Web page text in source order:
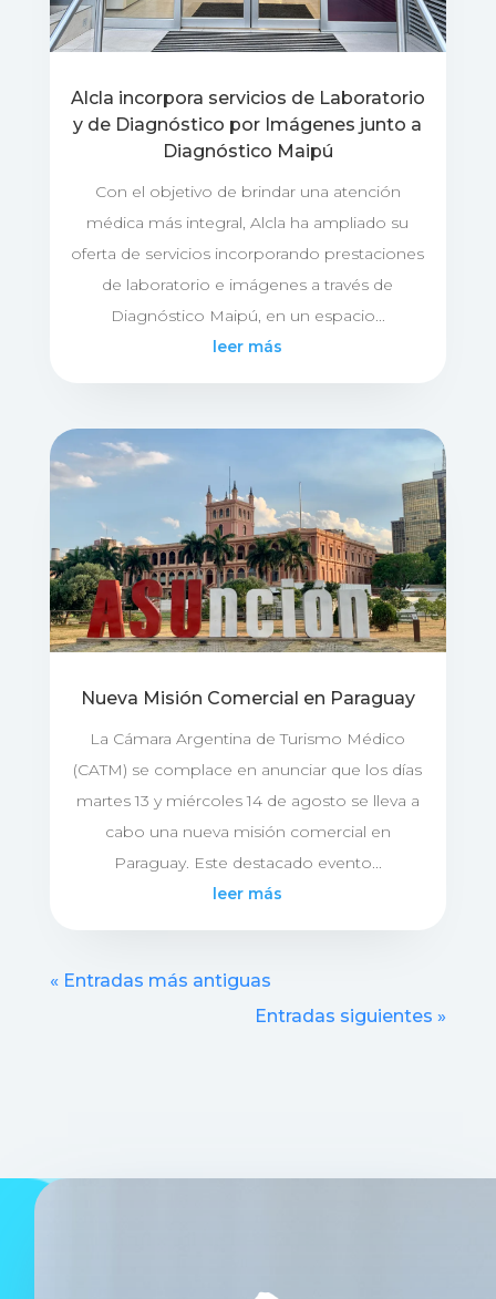
Alcla incorpora servicios de Laboratorio
y de Diagnóstico por Imágenes junto a
Diagnóstico Maipú
Con el objetivo de brindar una atención
médica más integral, Alcla ha ampliado su
oferta de servicios incorporando prestaciones
de laboratorio e imágenes a través de
Diagnóstico Maipú, en un espacio...
leer más
Nueva Misión Comercial en Paraguay
La Cámara Argentina de Turismo Médico
(CATM) se complace en anunciar que los días
martes 13 y miércoles 14 de agosto se lleva a
cabo una nueva misión comercial en
Paraguay. Este destacado evento...
leer más
« Entradas más antiguas
Entradas siguientes »